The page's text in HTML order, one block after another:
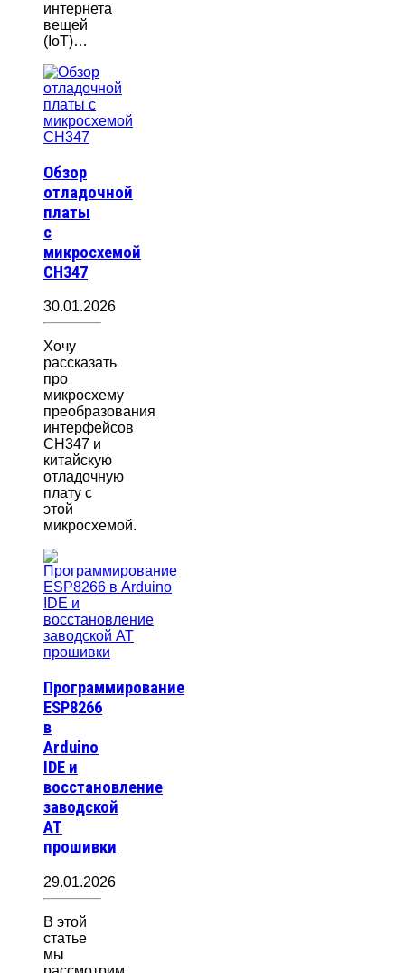
интернета
вещей
(IoT)…
Обзор
отладочной
платы
с
микросхемой
CH347
30.01.2026
Хочу
рассказать
про
микросхему
преобразования
интерфейсов
CH347 и
китайскую
отладочную
плату с
этой
микросхемой.
Программирование
ESP8266
в
Arduino
IDE и
восстановление
заводской
AT
прошивки
29.01.2026
В этой
статье
мы